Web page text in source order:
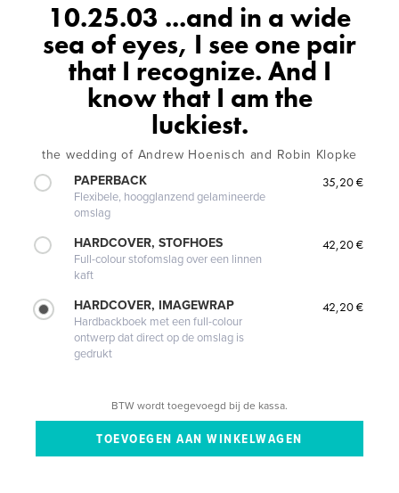
10.25.03 ...and in a wide
sea of eyes, I see one pair
that I recognize. And I
know that I am the
luckiest.
the wedding of Andrew Hoenisch and Robin Klopke
PAPERBACK
Flexibele, hoogglanzend gelamineerde
omslag
35,20 €
HARDCOVER, STOFHOES
Full-colour stofomslag over een linnen
kaft
42,20 €
HARDCOVER, IMAGEWRAP
Hardbackboek met een full-colour
ontwerp dat direct op de omslag is
gedrukt
42,20 €
BTW wordt toegevoegd bij de kassa.